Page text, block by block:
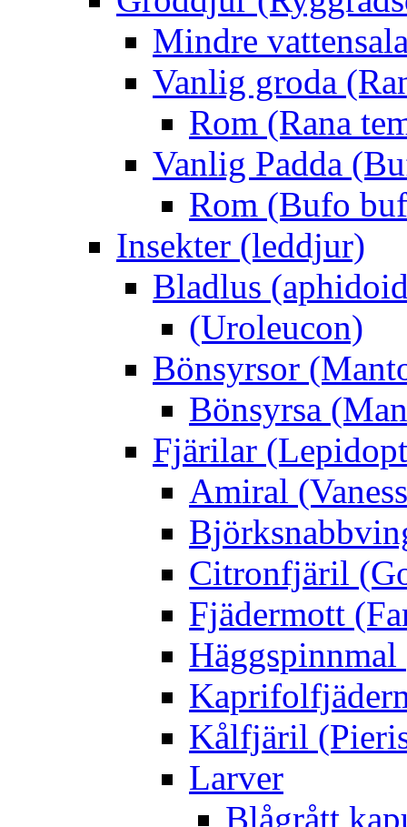
Mindre
Vanlig groda
Rom (Rana
Vanlig Padda
Rom (Bufo
Insekter (leddjur)
Bladlus
(Uroleucon)
Bönsyrsor
Bönsyrsa
Fjärilar
Amiral
Citronfjäril
Fjädermott
Kålfjäril
Larver
Blågrått